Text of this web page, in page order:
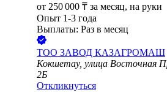
от 250 000 ₸ за месяц, на руки
Опыт 1-3 года
Выплаты: Раз в месяц
ТОО ЗАВОД КАЗАГРОМАШ
Кокшетау, улица Восточная
2Б
Откликнуться